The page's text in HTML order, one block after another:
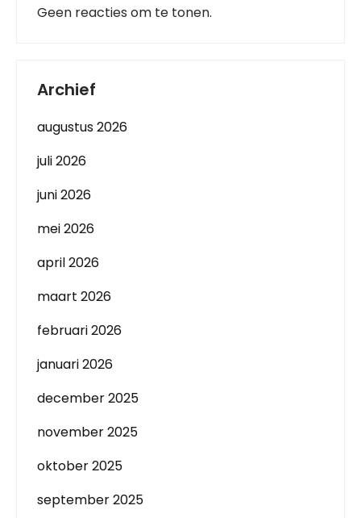
Geen reacties om te tonen.
Archief
augustus 2026
juli 2026
juni 2026
mei 2026
april 2026
maart 2026
februari 2026
januari 2026
december 2025
november 2025
oktober 2025
september 2025